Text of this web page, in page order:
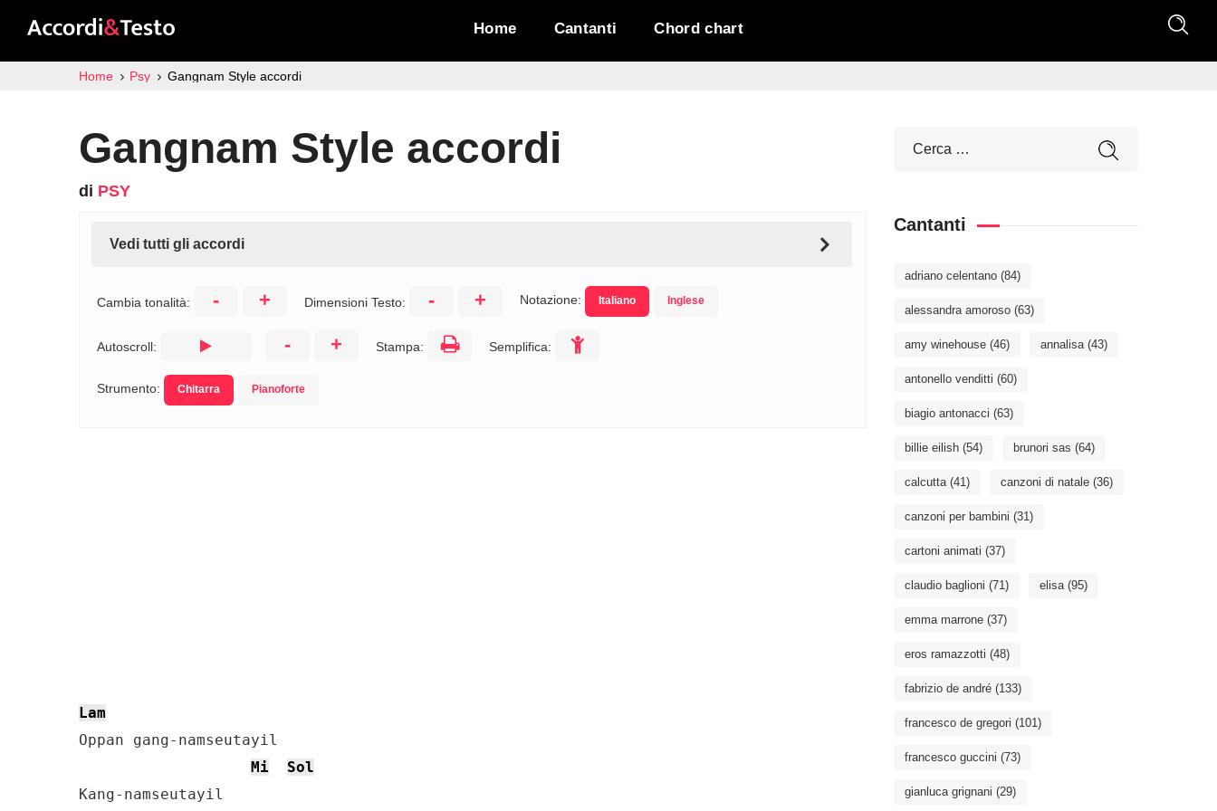
Home Cantanti Chord chart
Home Psy Gangnam Style accordi
Gangnam Style accordi
di PSY
Vedi tutti gli accordi
Cambia tonalità: - + Dimensioni Testo: - + Notazione: Italiano Inglese
Autoscroll: - + Stampa: Semplifica:
Strumento: Chitarra Pianoforte
Lam
Oppan gang-namseutayil
Mi
Sol
Kang-namseutayil
Cantanti
adriano celentano (84)
alessandra amoroso (63)
amy winehouse (46) annalisa(43)
antonello venditti (60)
biagio antonacci (63)
billie eilish (54) brunori sas (64)
calcutta(41) canzoni di natale (36)
canzoni per bambini (31)
cartoni animati (37)
claudio baglioni (71) elisa(95)
emma marrone (37)
eros ramazzotti (48)
fabrizio de andré (133)
francesco de gregori (101)
francesco guccini (73)
gianluca grignani (29)